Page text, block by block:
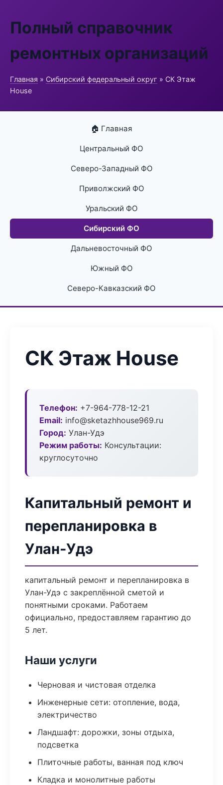
Полный справочник
ремонтных организаций
Главная » Сибирский федеральный округ » СК Этаж
House
🏠 Главная
Центральный ФО
Северо-Западный ФО
Приволжский ФО
Уральский ФО
Сибирский ФО
Дальневосточный ФО
Южный ФО
Северо-Кавказский ФО
СК Этаж House
Телефон: +7-964-778-12-21
Email: info@sketazhhouse969.ru
Город: Улан-Удэ
Режим работы: Консультации:
круглосуточно
Капитальный ремонт и
перепланировка в
Улан-Удэ
капитальный ремонт и перепланировка в
Улан-Удэ с закреплённой сметой и
понятными сроками. Работаем
официально, предоставляем гарантию до
5 лет.
Наши услуги
Черновая и чистовая отделка
Инженерные сети: отопление, вода,
электричество
Ландшафт: дорожки, зоны отдыха,
подсветка
Плиточные работы, ванная под ключ
Кладка и монолитные работы